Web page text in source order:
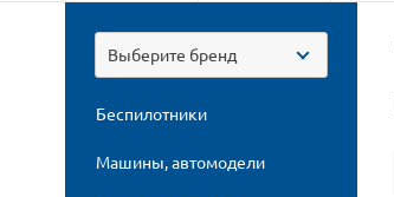
Выберите бренд
Беспилотники
Машины, автомодели